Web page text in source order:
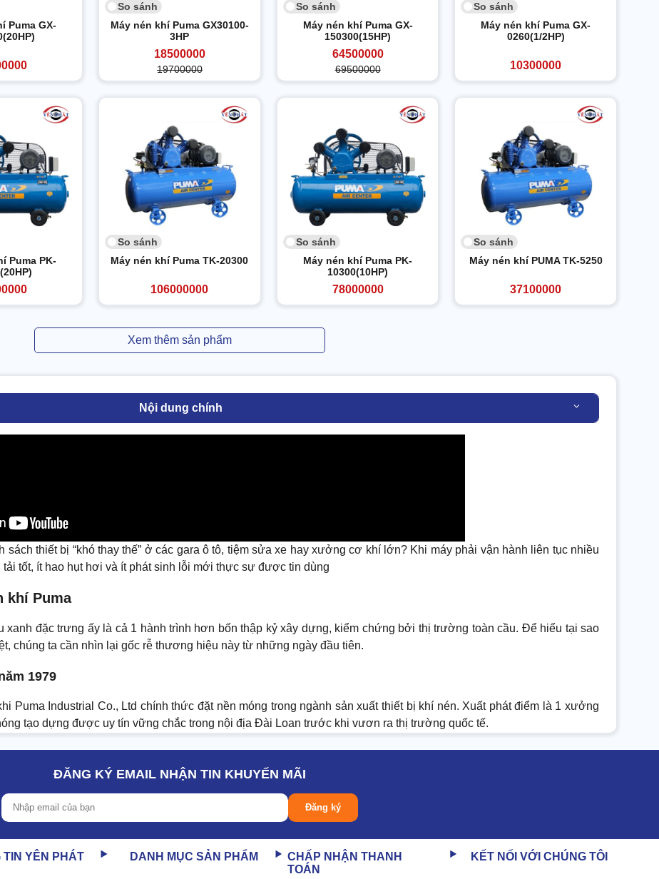
Puma GX-
So sánh
Máy nén khí Puma GX30100-
3HP
18500000
19700000
So sánh
Máy nén khí Puma GX-
150300(15HP)
64500000
69500000
So sánh
Máy nén khí Puma GX-
0260(1/2HP)
10300000
Puma PK-
So sánh
Máy nén khí Puma TK-20300
106000000
So sánh
Máy nén khí Puma PK-
10300(10HP)
78000000
So sánh
Máy nén khí PUMA TK-5250
37100000
Xem thêm sản phẩm
Nội dung chính
sách thiết bị “khó thay thế” ở các gara ô tô, tiệm sửa xe hay xưởng cơ khí lớn? Khi máy phải vận hành liên tục nhiều
tốt, ít hao hụt hơi và ít phát sinh lỗi mới thực sự được tin dùng
khí Puma
xanh đặc trưng ấy là cả 1 hành trình hơn bốn thập kỷ xây dựng, kiểm chứng bởi thị trường toàn cầu. Để hiểu tại sao
chúng ta cần nhìn lại gốc rễ thương hiệu này từ những ngày đầu tiên.
1979
Puma Industrial Co., Ltd chính thức đặt nền móng trong ngành sản xuất thiết bị khí nén. Xuất phát điểm là 1 xưởng
tạo dựng được uy tín vững chắc trong nội địa Đài Loan trước khi vươn ra thị trường quốc tế.
ĐĂNG KÝ EMAIL NHẬN TIN KHUYẾN MÃI
Đăng ký
TIN YÊN PHÁT DANH MỤC SẢN PHẨM
CHẤP NHẬN THANH
TOÁN
KẾT NỐI VỚI CHÚNG TÔI